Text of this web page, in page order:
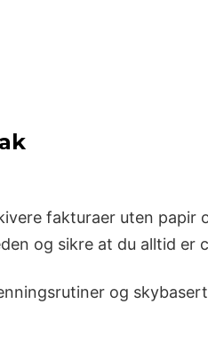
fakturaer uten papir
og sikre at du alltid er
og